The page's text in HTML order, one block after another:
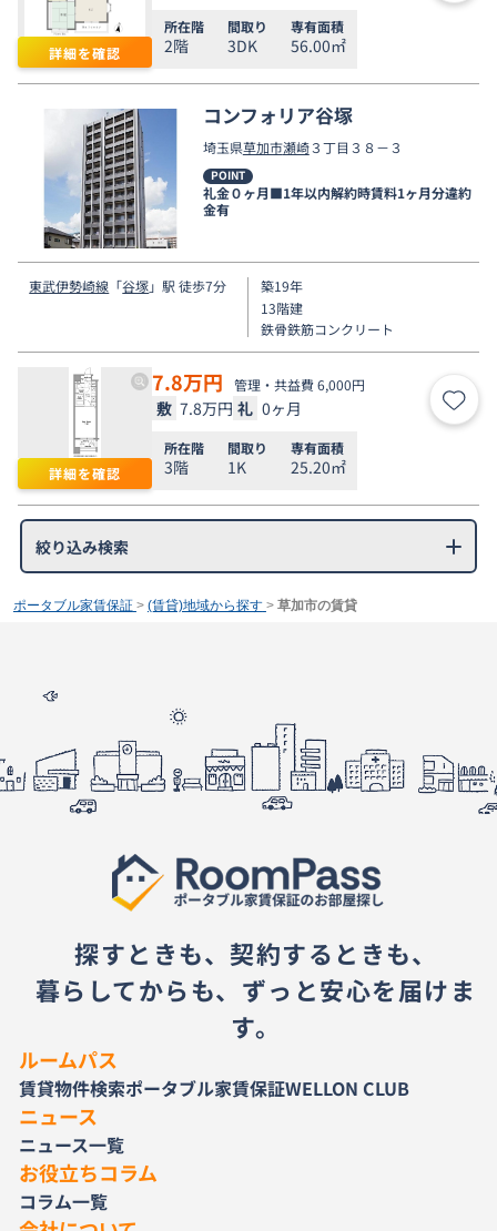
詳細を確認
所在階
2階
間取り
3DK
専有面積
56.00㎡
コンフォリア谷塚
埼玉県草加市瀬崎３丁目３８－３
POINT
礼金０ヶ月■1年以内解約時賃料1ヶ月分違約
金有
東武伊勢崎線 「谷塚」駅 徒歩7分
築19年
13階建
鉄骨鉄筋コンクリート
詳細を確認
7.8万円 管理・共益費 6,000円
敷 7.8万円 礼 0ヶ月 お気
所在階
3階
間取り
1K
専有面積
25.20㎡
絞り込み検索
ポータブル家賃保証 > (賃貸)地域から探す > 草加市の賃貸
探すときも、契約するときも、
暮らしてからも、ずっと安心を届けま
す。
ルームパス
賃貸物件検索ポータブル家賃保証WELLON CLUB
ニュース
ニュース一覧
お役立ちコラム
コラム一覧